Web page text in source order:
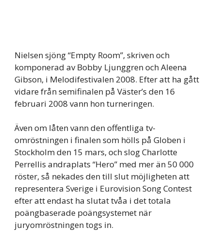
Nielsen sjöng “Empty Room”, skriven och
komponerad av Bobby Ljunggren och Aleena
Gibson, i Melodifestivalen 2008. Efter att ha gått
vidare från semifinalen på Väster’s den 16
februari 2008 vann hon turneringen.
Även om låten vann den offentliga tv-
omröstningen i finalen som hölls på Globen i
Stockholm den 15 mars, och slog Charlotte
Perrellis andraplats “Hero” med mer än 50 000
röster, så nekades den till slut möjligheten att
representera Sverige i Eurovision Song Contest
efter att endast ha slutat tvåa i det totala
poängbaserade poängsystemet när
juryomröstningen togs in.